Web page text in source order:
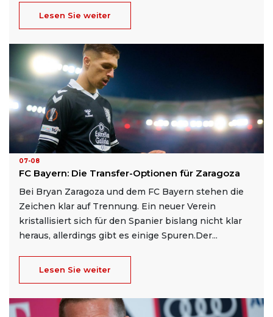
Lesen Sie weiter
07-08
FC Bayern: Die Transfer-Optionen für Zaragoza
Bei Bryan Zaragoza und dem FC Bayern stehen die
Zeichen klar auf Trennung. Ein neuer Verein
kristallisiert sich für den Spanier bislang nicht klar
heraus, allerdings gibt es einige Spuren.Der...
Lesen Sie weiter